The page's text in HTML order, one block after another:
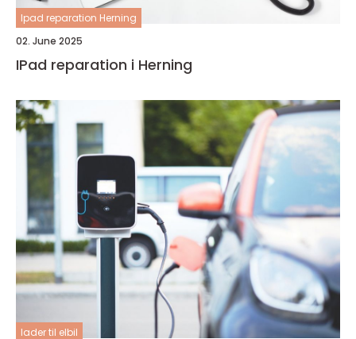
Ipad reparation Herning
02. June 2025
IPad reparation i Herning
lader til elbil